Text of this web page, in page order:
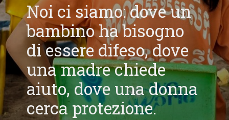
Noi ci siamo: dove un
bambino ha bisogno
di essere difeso, dove
una madre chiede
aiuto, dove una donna
cerca protezione.